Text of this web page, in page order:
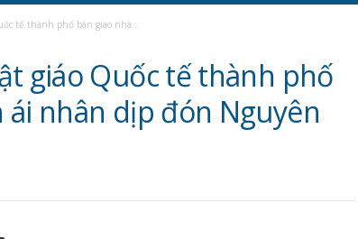
tế thành phố bàn giao nhà...
giáo Quốc tế thành phố
ái nhân dịp đón Nguyên